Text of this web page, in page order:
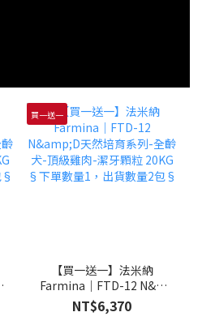
買一送一
【買一送一】法米納
Farmina｜FTD-12 N&D
天然培育系列-全齡犬-頂級
雞肉-潔牙顆粒 20KG §下
NT$6,370